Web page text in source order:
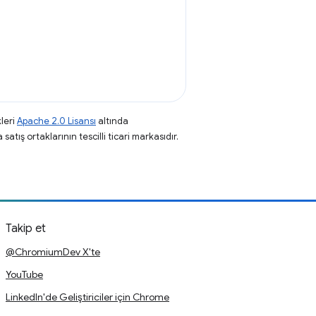
Apache 2.0 Lisansı altında
ortaklarının tescilli ticari markasıdır.
Takip et
@ChromiumDev X'te
YouTube
LinkedIn'de Geliştiriciler için Chrome